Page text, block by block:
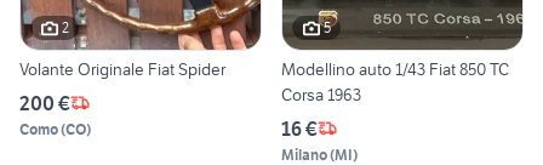
2
Volante Originale Fiat Spider
200 €
Como(CO)
5
Modellino auto 1/43 Fiat 850 TC
Corsa 1963
16 €
Milano(MI)